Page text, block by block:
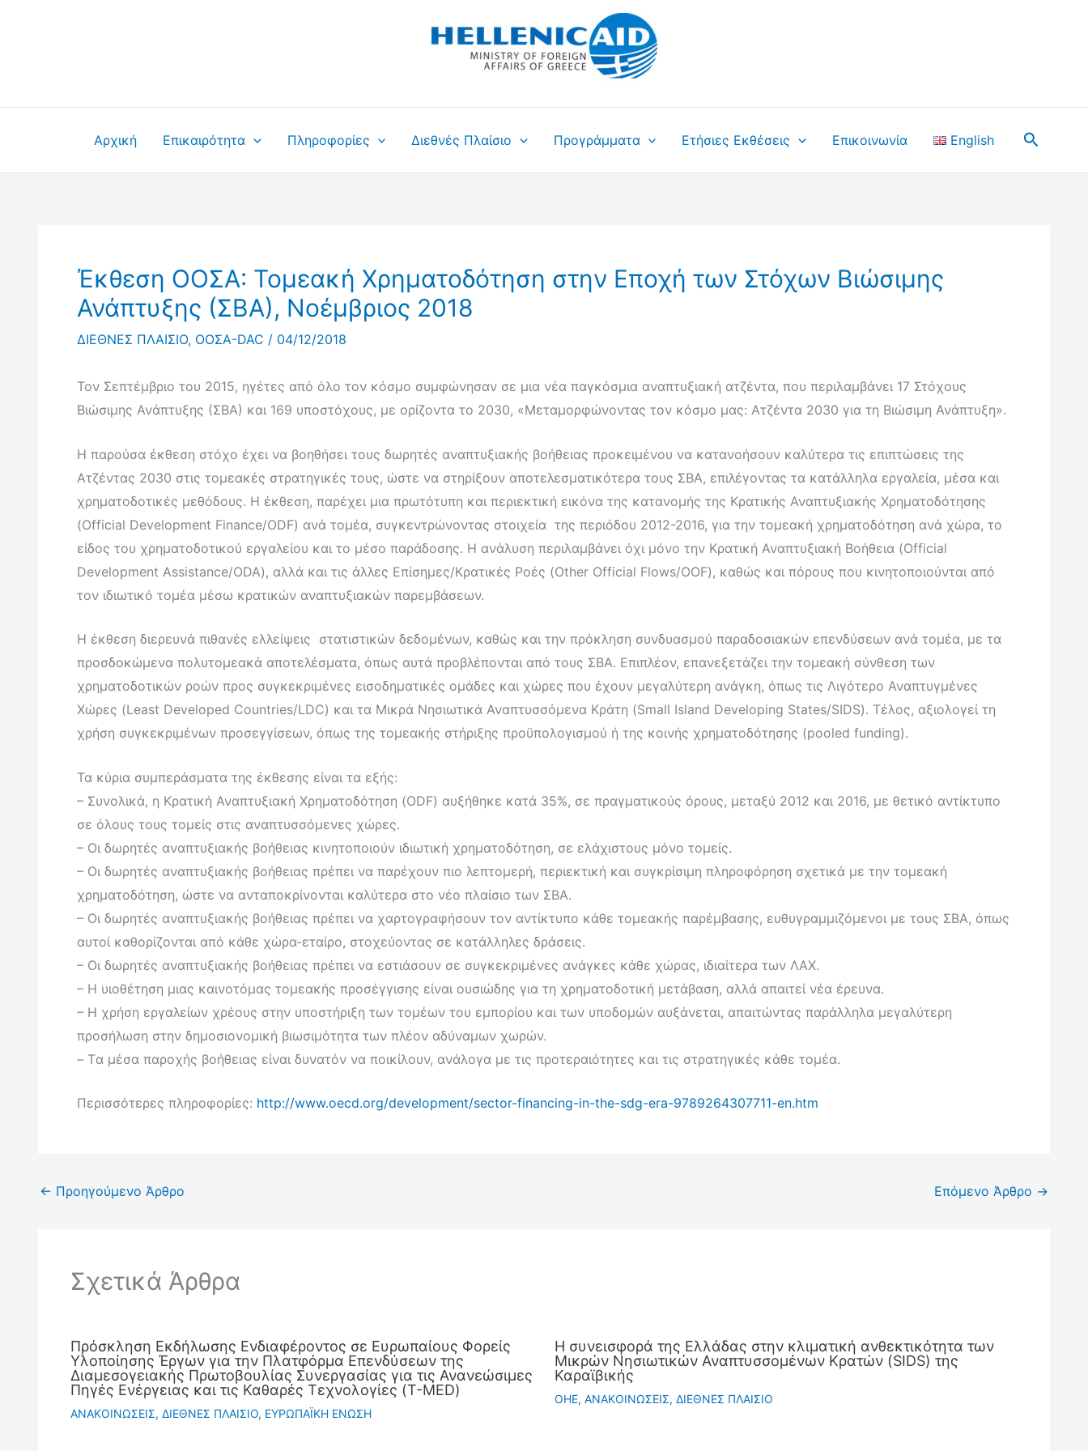
Αρχική Επικαιρότητα Πληροφορίες Διεθνές Πλαίσιο Προγράμματα Ετήσιες Εκθέσεις Επικοινωνία English
Έκθεση ΟΟΣΑ: Τομεακή Χρηματοδότηση στην Εποχή των Στόχων Βιώσιμης
Ανάπτυξης (ΣΒΑ), Νοέμβριος 2018
ΔΙΕΘΝΕΣ ΠΛΑΙΣΙΟ, ΟΟΣΑ-DAC / 04/12/2018
Τον Σεπτέμβριο του 2015, ηγέτες από όλο τον κόσμο συμφώνησαν σε μια νέα παγκόσμια αναπτυξιακή ατζέντα, που περιλαμβάνει 17 Στόχους
Βιώσιμης Ανάπτυξης (ΣΒΑ) και 169 υποστόχους, με ορίζοντα το 2030, «Μεταμορφώνοντας τον κόσμο μας: Ατζέντα 2030 για τη Βιώσιμη Ανάπτυξη».
Η παρούσα έκθεση στόχο έχει να βοηθήσει τους δωρητές αναπτυξιακής βοήθειας προκειμένου να κατανοήσουν καλύτερα τις επιπτώσεις της
Ατζέντας 2030 στις τομεακές στρατηγικές τους, ώστε να στηρίξουν αποτελεσματικότερα τους ΣΒΑ, επιλέγοντας τα κατάλληλα εργαλεία, μέσα και
χρηματοδοτικές μεθόδους. Η έκθεση, παρέχει μια πρωτότυπη και περιεκτική εικόνα της κατανομής της Κρατικής Αναπτυξιακής Χρηματοδότησης
(Official Development Finance/ODF) ανά τομέα, συγκεντρώνοντας στοιχεία της περιόδου 2012-2016, για την τομεακή χρηματοδότηση ανά χώρα, το
είδος του χρηματοδοτικού εργαλείου και το μέσο παράδοσης. Η ανάλυση περιλαμβάνει όχι μόνο την Κρατική Αναπτυξιακή Βοήθεια (Official
Development Assistance/ODA), αλλά και τις άλλες Επίσημες/Κρατικές Ροές (Other Official Flows/OOF), καθώς και πόρους που κινητοποιούνται από
τον ιδιωτικό τομέα μέσω κρατικών αναπτυξιακών παρεμβάσεων.
Η έκθεση διερευνά πιθανές ελλείψεις στατιστικών δεδομένων, καθώς και την πρόκληση συνδυασμού παραδοσιακών επενδύσεων ανά τομέα, με τα
προσδοκώμενα πολυτομεακά αποτελέσματα, όπως αυτά προβλέπονται από τους ΣΒΑ. Επιπλέον, επανεξετάζει την τομεακή σύνθεση των
χρηματοδοτικών ροών προς συγκεκριμένες εισοδηματικές ομάδες και χώρες που έχουν μεγαλύτερη ανάγκη, όπως τις Λιγότερο Αναπτυγμένες
Χώρες (Least Developed Countries/LDC) και τα Μικρά Νησιωτικά Αναπτυσσόμενα Κράτη (Small Island Developing States/SIDS). Τέλος, αξιολογεί τη
χρήση συγκεκριμένων προσεγγίσεων, όπως της τομεακής στήριξης προϋπολογισμού ή της κοινής χρηματοδότησης (pooled funding).
Τα κύρια συμπεράσματα της έκθεσης είναι τα εξής:
– Συνολικά, η Κρατική Αναπτυξιακή Χρηματοδότηση (ODF) αυξήθηκε κατά 35%, σε πραγματικούς όρους, μεταξύ 2012 και 2016, με θετικό αντίκτυπο
σε όλους τους τομείς στις αναπτυσσόμενες χώρες.
– Οι δωρητές αναπτυξιακής βοήθειας κινητοποιούν ιδιωτική χρηματοδότηση, σε ελάχιστους μόνο τομείς.
– Οι δωρητές αναπτυξιακής βοήθειας πρέπει να παρέχουν πιο λεπτομερή, περιεκτική και συγκρίσιμη πληροφόρηση σχετικά με την τομεακή
χρηματοδότηση, ώστε να ανταποκρίνονται καλύτερα στο νέο πλαίσιο των ΣΒΑ.
– Οι δωρητές αναπτυξιακής βοήθειας πρέπει να χαρτογραφήσουν τον αντίκτυπο κάθε τομεακής παρέμβασης, ευθυγραμμιζόμενοι με τους ΣΒΑ, όπως
αυτοί καθορίζονται από κάθε χώρα-εταίρο, στοχεύοντας σε κατάλληλες δράσεις.
– Οι δωρητές αναπτυξιακής βοήθειας πρέπει να εστιάσουν σε συγκεκριμένες ανάγκες κάθε χώρας, ιδιαίτερα των ΛΑΧ.
– Η υιοθέτηση μιας καινοτόμας τομεακής προσέγγισης είναι ουσιώδης για τη χρηματοδοτική μετάβαση, αλλά απαιτεί νέα έρευνα.
– Η χρήση εργαλείων χρέους στην υποστήριξη των τομέων του εμπορίου και των υποδομών αυξάνεται, απαιτώντας παράλληλα μεγαλύτερη
προσήλωση στην δημοσιονομική βιωσιμότητα των πλέον αδύναμων χωρών.
– Tα μέσα παροχής βοήθειας είναι δυνατόν να ποικίλουν, ανάλογα με τις προτεραιότητες και τις στρατηγικές κάθε τομέα.
Περισσότερες πληροφορίες: http://www.oecd.org/development/sector-financing-in-the-sdg-era-9789264307711-en.htm
← Προηγούμενο Άρθρο Επόμενο Άρθρο →
Σχετικά Άρθρα
Πρόσκληση Εκδήλωσης Ενδιαφέροντος σε Ευρωπαίους Φορείς
Υλοποίησης Έργων για την Πλατφόρμα Επενδύσεων της
Διαμεσογειακής Πρωτοβουλίας Συνεργασίας για τις Ανανεώσιμες
Πηγές Ενέργειας και τις Καθαρές Τεχνολογίες (T-MED)
ΑΝΑΚΟΙΝΩΣΕΙΣ, ΔΙΕΘΝΕΣ ΠΛΑΙΣΙΟ, ΕΥΡΩΠΑΪΚΗ ΕΝΩΣΗ
Η συνεισφορά της Ελλάδας στην κλιματική ανθεκτικότητα των
Μικρών Νησιωτικών Αναπτυσσομένων Κρατών (SIDS) της
Καραϊβικής
OHE, ΑΝΑΚΟΙΝΩΣΕΙΣ, ΔΙΕΘΝΕΣ ΠΛΑΙΣΙΟ